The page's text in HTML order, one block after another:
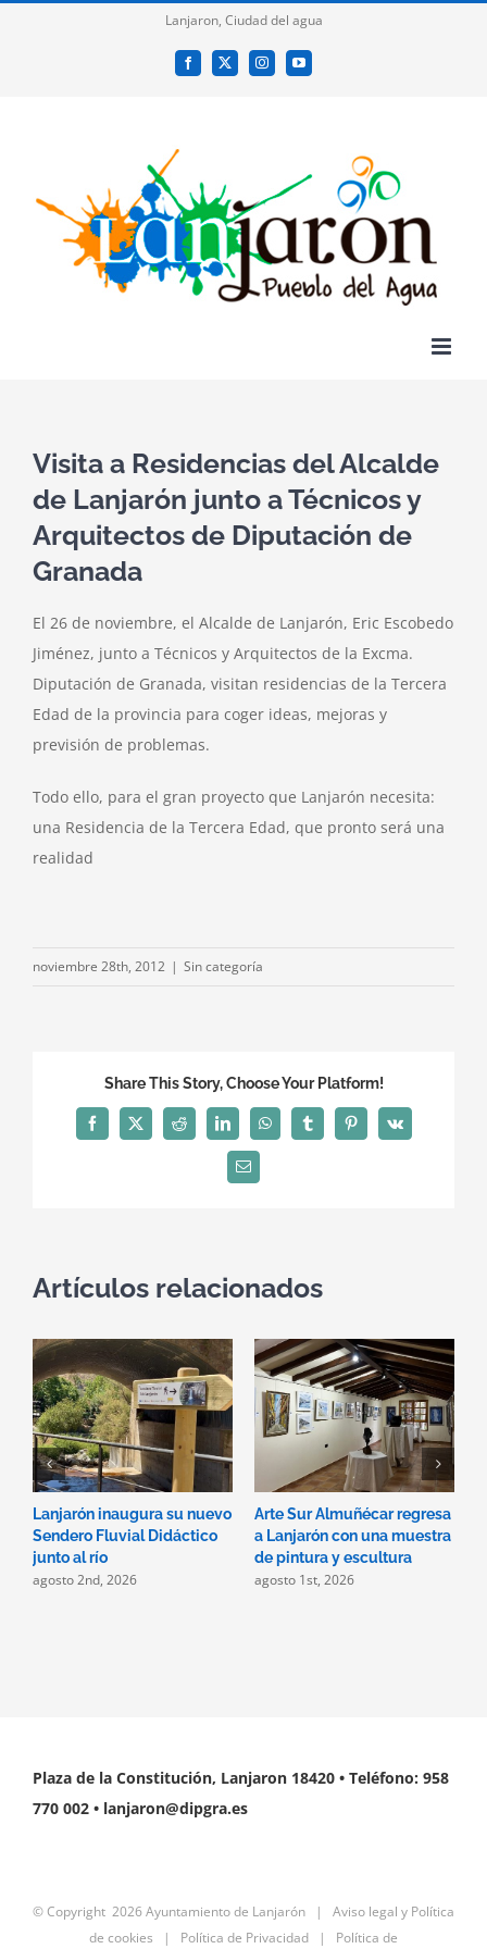
Lanjaron, Ciudad del agua
Facebook
X InstagramYouTube
Visita a Residencias del Alcalde
de Lanjarón junto a Técnicos y
Arquitectos de Diputación de
Granada
El 26 de noviembre, el Alcalde de Lanjarón, Eric Escobedo
Jiménez, junto a Técnicos y Arquitectos de la Excma.
Diputación de Granada, visitan residencias de la Tercera
Edad de la provincia para coger ideas, mejoras y
previsión de problemas.
Todo ello, para el gran proyecto que Lanjarón necesita:
una Residencia de la Tercera Edad, que pronto será una
realidad
noviembre 28th, 2012 | Sin categoría
Share This Story, Choose Your Platform!
Facebook
X Reddit LinkedInWhatsAppTumblrPinterest
Vk
Correo
electrónico
Artículos relacionados
Lanjarón inaugura su nuevo
Sendero Fluvial Didáctico
junto al río
agosto 2nd, 2026
Arte Sur Almuñécar regresa
a Lanjarón con una muestra
de pintura y escultura
agosto 1st, 2026
Plaza de la Constitución, Lanjaron 18420 • Teléfono: 958
770 002 • lanjaron@dipgra.es
© Copyright 2026 Ayuntamiento de Lanjarón | Aviso legal y Política
de cookies | Política de Privacidad | Política de